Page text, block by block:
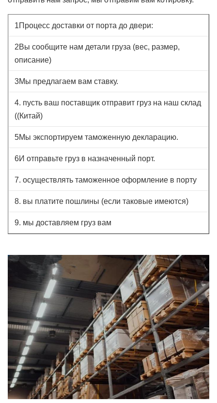
1Процесс доставки от порта до двери:
2Вы сообщите нам детали груза (вес, размер,
описание)
3Мы предлагаем вам ставку.
4. пусть ваш поставщик отправит груз на наш склад
((Китай)
5Мы экспортируем таможенную декларацию.
6И отправьте груз в назначенный порт.
7. осуществлять таможенное оформление в порту
8. вы платите пошлины (если таковые имеются)
9. мы доставляем груз вам